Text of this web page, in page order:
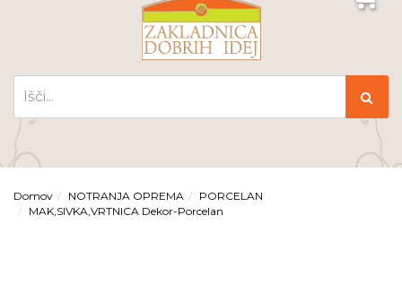
Domov NOTRANJA OPREMA
PORCELAN
MAK,SIVKA,VRTNICA Dekor-Porcelan